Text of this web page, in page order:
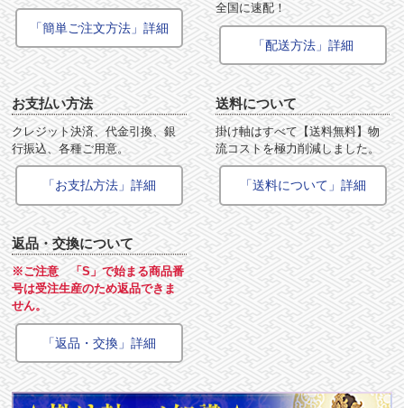
「簡単ご注文方法」詳細
全国に速配！
「配送方法」詳細
お支払い方法
クレジット決済、代金引換、銀
行振込、各種ご用意。
「お支払方法」詳細
送料について
掛け軸はすべて【送料無料】物
流コストを極力削減しました。
「送料について」詳細
返品・交換について
※ご注意 「S」で始まる商品番
号は受注生産のため返品できま
せん。
「返品・交換」詳細